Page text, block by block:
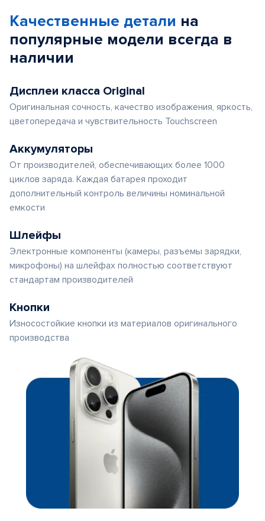
Качественные детали на
популярные модели всегда в
наличии
Дисплеи класса Original
Оригинальная сочность, качество изображения, яркость,
цветопередача и чувствительность Touchscreen
Аккумуляторы
От производителей, обеспечивающих более 1000
циклов заряда. Каждая батарея проходит
дополнительный контроль величины номинальной
емкости
Шлейфы
Электронные компоненты (камеры, разъемы зарядки,
микрофоны) на шлейфах полностью соответствуют
стандартам производителей
Кнопки
Износостойкие кнопки из материалов оригинального
производства